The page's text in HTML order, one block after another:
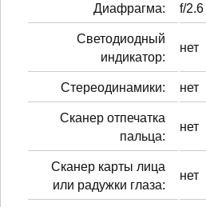
Диафрагма: f/2.6
Светодиодный
индикатор:
нет
Стереодинамики: нет
Сканер отпечатка
пальца:
нет
Сканер карты лица
или радужки глаза:
нет